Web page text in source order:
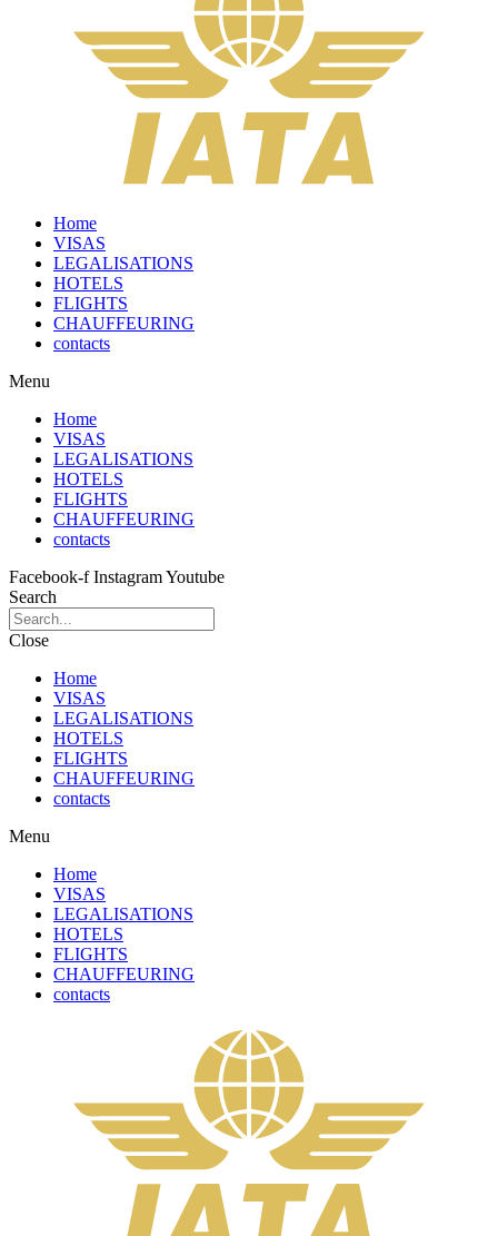
Home
VISAS
LEGALISATIONS
HOTELS
FLIGHTS
CHAUFFEURING
contacts
Menu
Home
VISAS
LEGALISATIONS
HOTELS
FLIGHTS
CHAUFFEURING
contacts
Facebook-f InstagramYoutube
Search
Close
Home
VISAS
LEGALISATIONS
HOTELS
FLIGHTS
CHAUFFEURING
contacts
Menu
Home
VISAS
LEGALISATIONS
HOTELS
FLIGHTS
CHAUFFEURING
contacts